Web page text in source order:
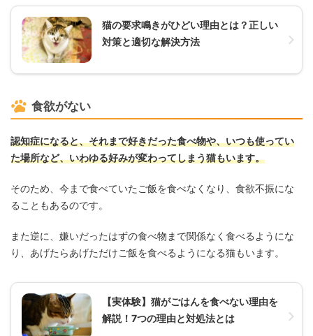
猫の要求鳴きがひどい理由とは？正しい
対策と適切な解決方法
食欲がない
認知症になると、それまで好きだった食べ物や、いつも使ってい
た場所など、いわゆる好みが変わってしまう猫もいます。
そのため、今まで食べていたご飯を食べなくなり、食欲不振にな
ることもあるのです。
また逆に、嫌いだったはずの食べ物まで関係なく食べるようにな
り、あげたらあげただけご飯を食べるようになる猫もいます。
【実体験】猫がごはんを食べない理由を
解説！7つの理由と対処法とは